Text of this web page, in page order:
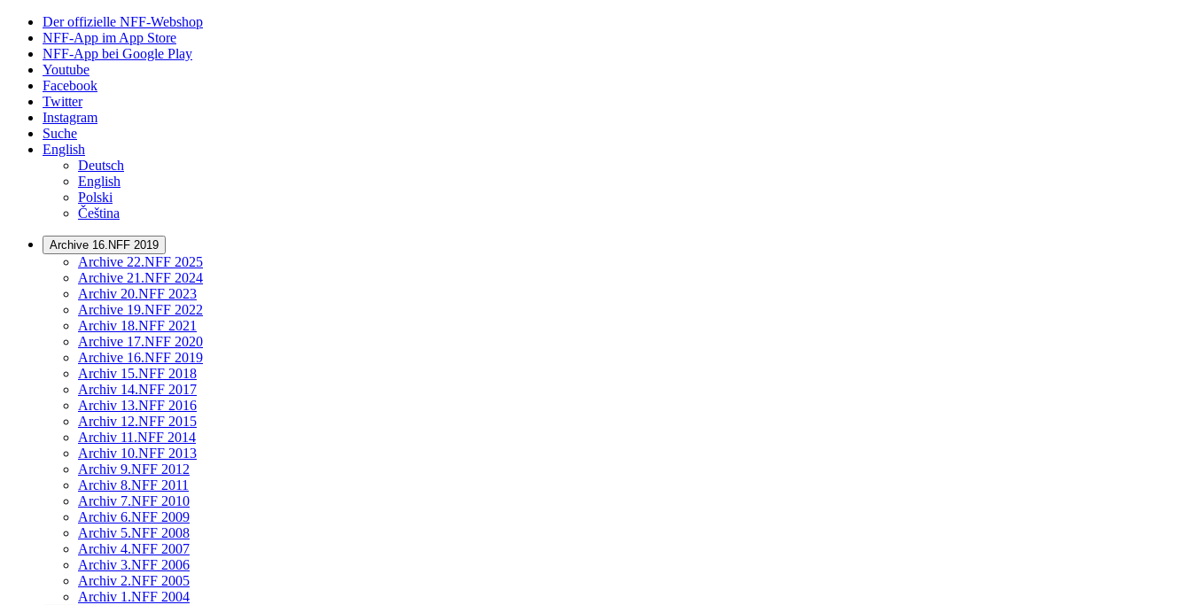
Der offizielle NFF-Webshop
NFF-App im App Store
NFF-App bei Google Play
Youtube
Facebook
Twitter
Instagram
Suche
English
Deutsch
English
Polski
Čeština
Archive 16.NFF 2019
Archive 22.NFF 2025
Archive 21.NFF 2024
Archiv 20.NFF 2023
Archive 19.NFF 2022
Archiv 18.NFF 2021
Archive 17.NFF 2020
Archive 16.NFF 2019
Archiv 15.NFF 2018
Archiv 14.NFF 2017
Archiv 13.NFF 2016
Archiv 12.NFF 2015
Archiv 11.NFF 2014
Archiv 10.NFF 2013
Archiv 9.NFF 2012
Archiv 8.NFF 2011
Archiv 7.NFF 2010
Archiv 6.NFF 2009
Archiv 5.NFF 2008
Archiv 4.NFF 2007
Archiv 3.NFF 2006
Archiv 2.NFF 2005
Archiv 1.NFF 2004